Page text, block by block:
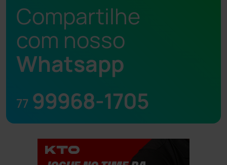
Compartilhe
com nosso
Whatsapp
77 99968-1705